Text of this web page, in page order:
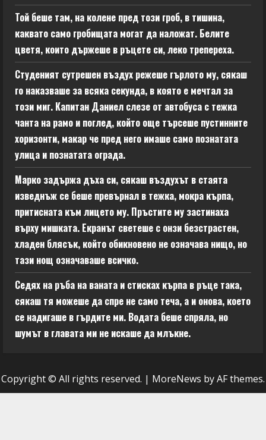
Той беше там, на колене пред този гроб, в тишина,
каквато само гробищата могат да наложат. Белите
цветя, които държеше в ръцете си, леко трепереха.
Студеният сутрешен въздух режеше гърлото му, сякаш
го наказваше за всяка секунда, в която е мечтал за
този миг. Капитан Даниел слезе от автобуса с тежка
чанта на рамо и поглед, който още търсеше пустинните
хоризонти, макар че пред него имаше само познатата
улица и познатата ограда.
Марко задържа дъха си, сякаш въздухът в стаята
изведнъж се беше превърнал в тежка, мокра кърпа,
притисната към лицето му. Пръстите му застинаха
върху мишката. Екранът светеше с онзи безстрастен,
хладен блясък, който обикновено не означава нищо, но
тази нощ означаваше всичко.
Седях на ръба на ваната и стисках кърпа в ръце така,
сякаш тя можеше да спре не само теча, а и онова, което
се надигаше в гърдите ми. Водата беше спряла, но
шумът в главата ми не искаше да млъкне.
Copyright © All rights reserved. | MoreNews by AF themes.